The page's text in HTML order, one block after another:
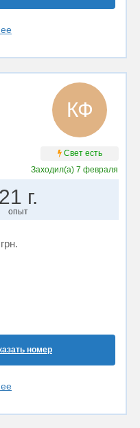
КФ
Свет есть
Заходил(а)7 февраля
21 г.
опыт
номер